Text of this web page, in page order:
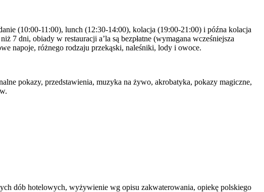
(10:00-11:00), lunch (12:30-14:00), kolacja (19:00-21:00) i późna kolacja
7 dni, obiady w restauracji a’la są bezpłatne (wymagana wcześniejsza
napoje, różnego rodzaju przekąski, naleśniki, lody i owoce.
pokazy, przedstawienia, muzyka na żywo, akrobatyka, pokazy magiczne,
dób hotelowych, wyżywienie wg opisu zakwaterowania, opiekę polskiego